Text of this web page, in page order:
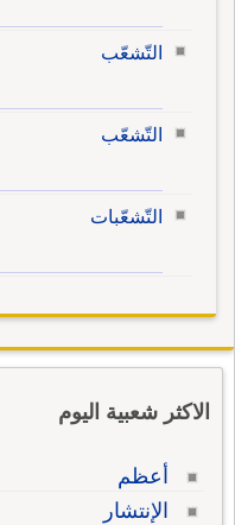
التّشعّب
التّشعّب
التّشعّبات
الاكثر شعبية اليوم
أعظم
الإنتشار